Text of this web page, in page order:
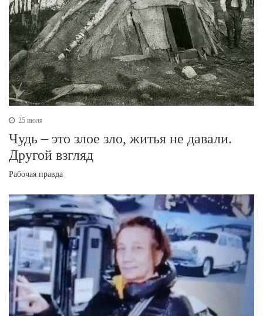
25 июля
Чудь – это злое зло, житья не давали.
Другой взгляд
Рабочая правда